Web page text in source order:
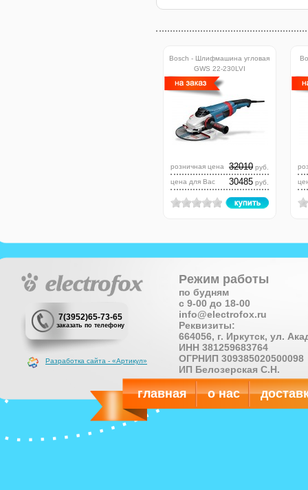
Bosch - Шлифмашина угловая
GWS 22-230LVI
розничная цена 32010 руб.
цена для Вас
30485 руб.
7(3952)65-73-65
заказать по телефону
Разработка сайта - «Артикул»
Режим работы
по будням
с 9-00 до 18-00
info@electrofox.ru
Реквизиты:
664056, г. Иркутск, ул.
ИНН 381259683764
ОГРНИП 309385020500098
ИП Белозерская С.Н.
главная о нас